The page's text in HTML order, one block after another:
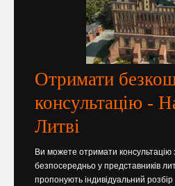
Отримати
консультацію -
Литві
Ви можете отримати консультацію
безпосередньо у представників
пропонують індивідуальний розбір